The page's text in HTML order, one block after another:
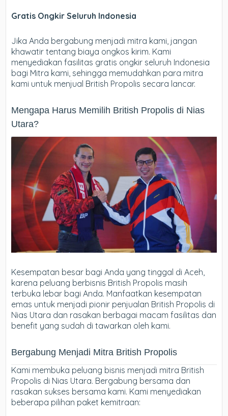
Gratis Ongkir Seluruh Indonesia
Jika Anda bergabung menjadi mitra kami, jangan
khawatir tentang biaya ongkos kirim. Kami
menyediakan fasilitas gratis ongkir seluruh Indonesia
bagi Mitra kami, sehingga memudahkan para mitra
kami untuk menjual British Propolis secara lancar.
Mengapa Harus Memilih British Propolis di Nias
Utara?
Kesempatan besar bagi Anda yang tinggal di Aceh,
karena peluang berbisnis British Propolis masih
terbuka lebar bagi Anda. Manfaatkan kesempatan
emas untuk menjadi pionir penjualan British Propolis di
Nias Utara dan rasakan berbagai macam fasilitas dan
benefit yang sudah di tawarkan oleh kami.
Bergabung Menjadi Mitra British Propolis
Kami membuka peluang bisnis menjadi mitra British
Propolis di Nias Utara. Bergabung bersama dan
rasakan sukses bersama kami. Kami menyediakan
beberapa pilihan paket kemitraan: